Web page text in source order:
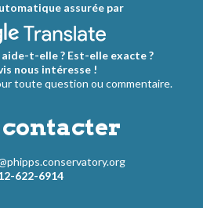
assurée par
t-elle ? Est-elle exacte ?
nous intéresse !
toute question ou commentaire.
contacter
622-6914